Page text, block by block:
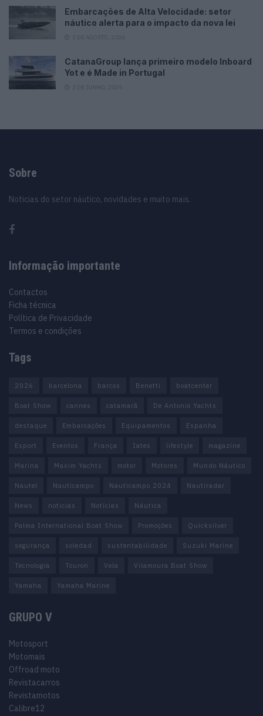
Embarcações de Alta Velocidade: setor
náutico alerta para o impacto da nova lei
CatanaGroup lança primeiro modelo Inboard
Yot e é Made in Portugal
Sobre
Noticias do setor náutico, novidades e muito mais.
Informação importante
Contactos
Ficha técnica
Política de Privacidade
Termos e condições
Tags
2026 barcelona barcos Benetti boatcenter
Boat Show cannes catamarã De Antonio Yachts
destaque Embarcações Equipamentos Espanha
Esport Eventos França Iates lifestyle magazine
Marina Maxim Yachts motor Motores Mundo Náutico
Nautel Nauticampo Nauticampo 2024 Nautiradar
News noticias Notícias Náutica
Palma International Boat Show Promoções Quicksilver
segurança soledad sustentabilidade Suzuki Marine
Tecnologia Touron Vela Vilamoura Boat Show
Yamaha Yamaha Marine
GRUPO V
Motosport
Motomais
Offroad moto
Revistacarros
Revistamotos
Calibre12